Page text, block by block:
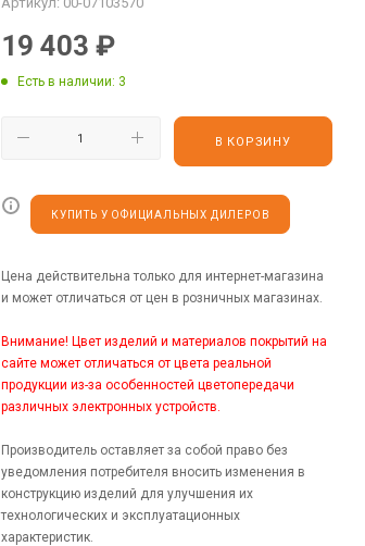
19 403 ₽
Есть в наличии: 3
В КОРЗИНУ
КУПИТЬ У ОФИЦИАЛЬНЫХ ДИЛЕРОВ
Цена действительна только для интернет-магазина
и может отличаться от цен в розничных магазинах.
Внимание! Цвет изделий и материалов покрытий на
сайте может отличаться от цвета реальной
продукции из-за особенностей цветопередачи
различных электронных устройств.
Производитель оставляет за собой право без
уведомления потребителя вносить изменения в
конструкцию изделий для улучшения их
технологических и эксплуатационных
характеристик.